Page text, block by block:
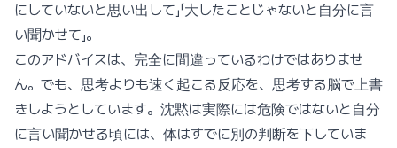
にしていないと思い出して」「大したことじゃないと自分に言
い聞かせて」。
このアドバイスは、完全に間違っているわけではありませ
ん。でも、思考よりも速く起こる反応を、思考する脳で上書
きしようとしています。沈黙は実際には危険ではないと自分
に言い聞かせる頃には、体はすでに別の判断を下していま